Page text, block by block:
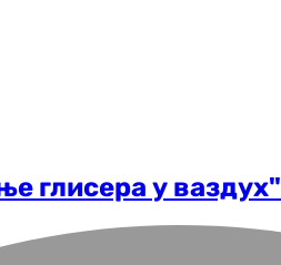
глисера у ваздух"